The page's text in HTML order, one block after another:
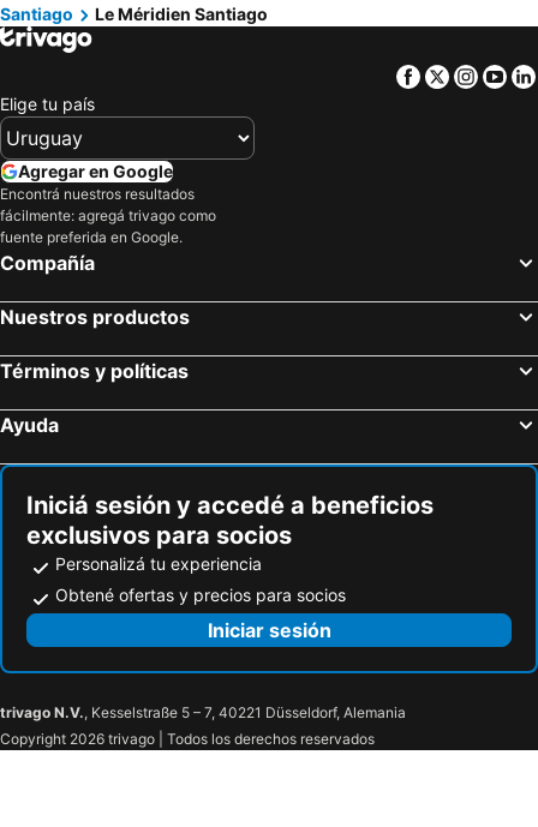
Santiago
Le Méridien Santiago
Facebook
Twitter
Elige tu país
Agregar en Google
Encontrá nuestros resultados
fácilmente: agregá trivago como
fuente preferida en Google.
Compañía
Nuestros productos
Términos y políticas
Ayuda
Iniciá sesión y accedé a beneficios
exclusivos para socios
Personalizá tu experiencia
Obtené ofertas y precios para socios
Iniciar sesión
trivago N.V., Kesselstraße 5 – 7, 40221 Düsseldorf, Alemania
Copyright 2026 trivago | Todos los derechos reservados